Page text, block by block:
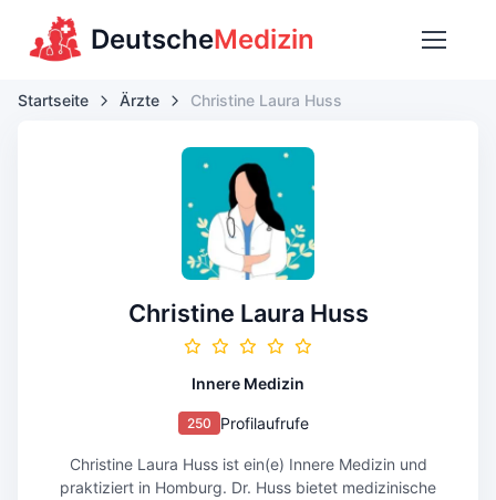
DeutscheMedizin
Startseite Ärzte Christine Laura Huss
Christine Laura Huss
Innere Medizin
250 Profilaufrufe
Christine Laura Huss ist ein(e) Innere Medizin und
praktiziert in Homburg. Dr. Huss bietet medizinische